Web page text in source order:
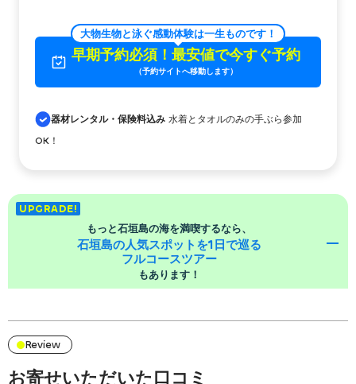
大物生物と泳ぐ感動体験は一生ものです！
早期予約必須！最安値で今すぐ予約
（予約サイトへ移動します）
器材レンタル・保険料込み 水着とタオルのみの手ぶら参加
OK！
UPGRADE!
もっと石垣島の海を満喫するなら、
石垣島の人気スポットを1日で巡る
フルコースツアー
もあります！
ングをプラスしてスペシャルな1日にもできます！【セッ
ト割引あり】
1日コース
Review
お寄せいただいた口コミ